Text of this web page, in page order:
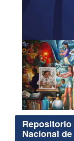
Nacional